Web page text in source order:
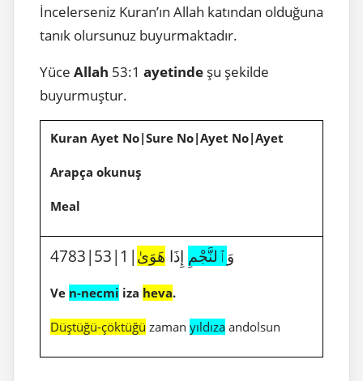
İncelerseniz Kuran’ın Allah katından olduğuna
tanık olursunuz buyurmaktadır.
Yüce Allah 53:1 ayetinde şu şekilde
buyurmuştur.
Kuran Ayet No|Sure No|Ayet No|Ayet
Arapça okunuş
Meal
4783|53|1|وَٱلنَّجْمِ إِذَا هَوَىٰ
Ve n-necmi iza heva.
Düştüğü-çöktüğü zaman yıldıza andolsun